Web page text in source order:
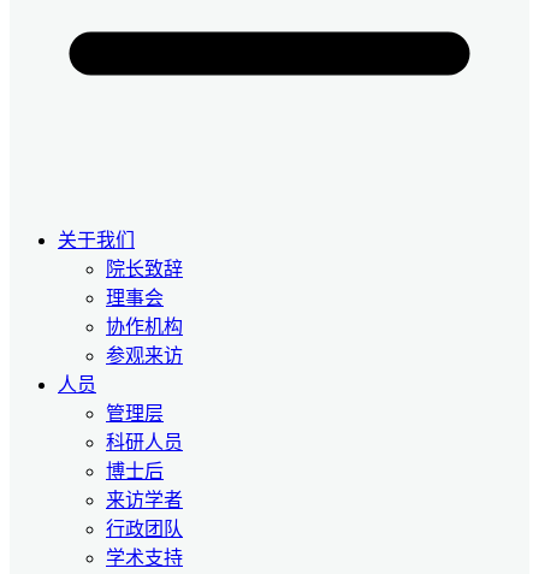
关于我们
院长致辞
理事会
协作机构
参观来访
人员
管理层
科研人员
博士后
来访学者
行政团队
学术支持